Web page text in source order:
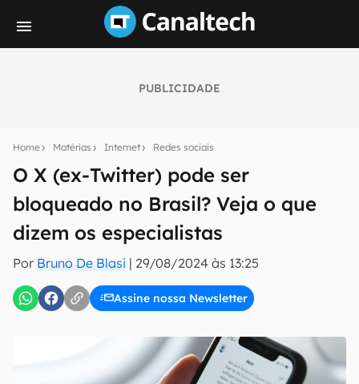
PUBLICIDADE
Home Matérias Internet Redes sociais
O X (ex-Twitter) pode ser
bloqueado no Brasil? Veja o que
dizem os especialistas
Por Bruno De Blasi | 29/08/2024 às 13:25
Assine nossa Newsletter
notícias e reviews sobre tecnologia em primeira
mão.
E-mail
inscreva-se
Uso e Política de Privacidade do Canaltech.